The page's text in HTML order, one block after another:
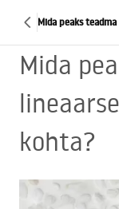
Mida peaks
Mida
kohta?